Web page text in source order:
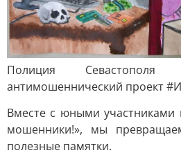
Полиция Севастополя
антимошеннический проект
Вместе с юными участниками
мошенники!», мы
полезные памятки.